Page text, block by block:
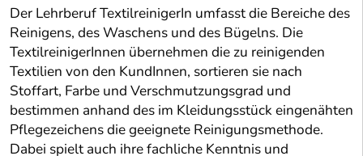
Der Lehrberuf TextilreinigerIn umfasst die Bereiche des
Reinigens, des Waschens und des Bügelns. Die
TextilreinigerInnen übernehmen die zu reinigenden
Textilien von den KundInnen, sortieren sie nach
Stoffart, Farbe und Verschmutzungsgrad und
bestimmen anhand des im Kleidungsstück eingenähten
Pflegezeichens die geeignete Reinigungsmethode.
Dabei spielt auch ihre fachliche Kenntnis und